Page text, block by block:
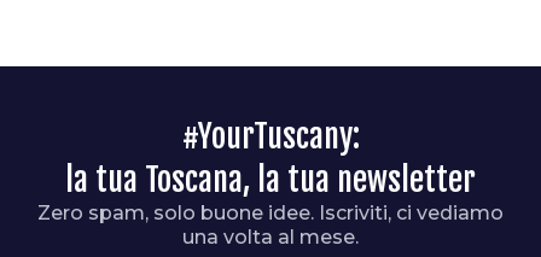
#YourTuscany:
la tua Toscana, la tua newsletter
Zero spam, solo buone idee. Iscriviti, ci vediamo
una volta al mese.